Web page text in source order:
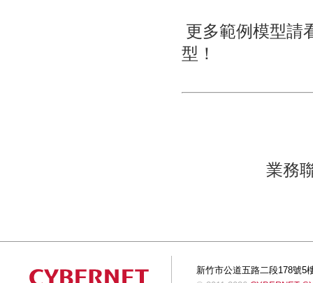
更多範例模型請
型！
業務
新竹市公道五路二段178號5